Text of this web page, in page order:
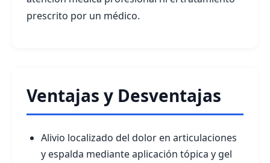
prescrito por un médico.
Ventajas y Desventajas
Alivio localizado del dolor en articulaciones
y espalda mediante aplicación tópica y gel